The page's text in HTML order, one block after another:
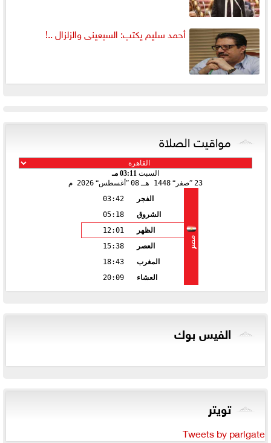
أحمد سليم يكتب: السبعينى والزلزال ..!
مواقيت الصلاة
السبت 03:11 مـ
23 صفر 1448 هـ 08 أغسطس 2026 م
مصر
الفجر
03:42
الشروق
05:18
الظهر
12:01
العصر
15:38
المغرب
18:43
العشاء
20:09
الفيس بوك
تويتر
Tweets by parlgate